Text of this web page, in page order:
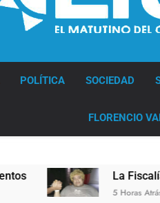
POLÍTICA SOCIEDAD
FLORENCIO
La Fiscalía rechazó el
5 Horas Atrás